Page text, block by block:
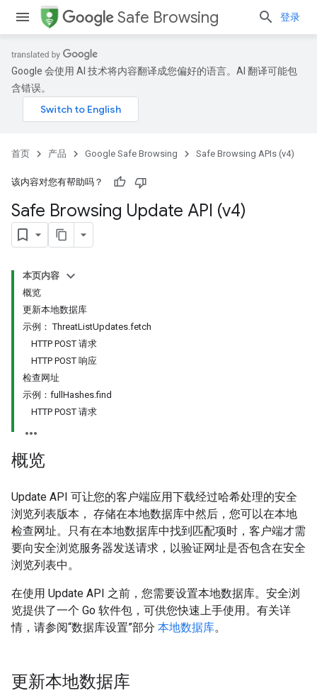
Safe Browsing 登录
Google 会使用 AI 技术将内容翻译成您偏好的语言。AI 翻译可能包
含错误。
首页 产品 Google Safe Browsing Safe Browsing APIs (v4)
该内容对您有帮助吗？
Safe Browsing Update API (v4)
本页内容
概览
更新本地数据库
示例： ThreatListUpdates.fetch
HTTP POST 请求
HTTP POST 响应
检查网址
示例：fullHashes.find
HTTP POST 请求
概览
Update API 可让您的客户端应用下载经过哈希处理的安全
浏览列表版本， 存储在本地数据库中然后，您可以在本地
检查网址。只有在本地数据库中找到匹配项时，客户端才需
要向安全浏览服务器发送请求，以验证网址是否包含在安全
浏览列表中。
在使用 Update API 之前，您需要设置本地数据库。安全浏
览提供了一个 Go 软件包，可供您快速上手使用。有关详
情，请参阅“数据库设置”部分 本地数据库。
更新本地数据库